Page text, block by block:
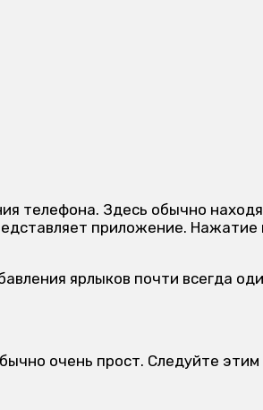
телефона. Здесь обычно
приложение. Нажатие
ярлыков почти всегда
очень прост. Следуйте